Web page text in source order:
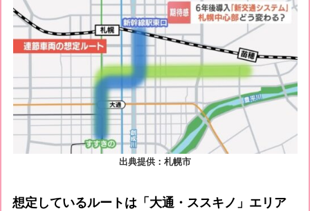
出典提供：札幌市
想定しているルートは「大通・ススキノ」エリア